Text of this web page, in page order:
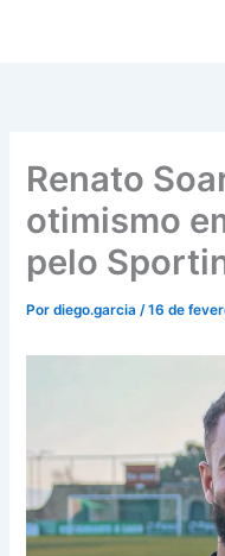
Renato
otimismo
pelo
Pordiego.garcia/16 de